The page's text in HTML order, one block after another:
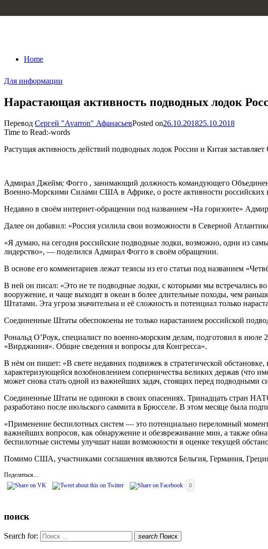
Home
Для информации
Нарастающая активность подводных лодок
Перевод Сергей "Avarron" АфанасьевPosted on26.10.201825.10.2018
Time to Read:-words
Растущая активность действий подводных лодок России и Китая
Адмирал Джеймс Фогго , занимающий должность командующего
Военно-Морскими Силами США в Африке, о росте активности российских
Недавно в своём интернет-обращении под названием «На горизонте»
Далее он добавил: «Россия усилила свои возможности в Северной
«Я думаю, на сегодня российские подводные лодки, возможно, одни из
лидерство», — поделился Адмирал Фогго в своём обращении.
В основе его комментариев лежат тезисы из его статьи под названием
В ней он писал: «Это не те подводные лодки, с которыми мы встречались
вооружение, и чаще выходят в океан в более длительные походы, чем
Штатами. Эта угроза значительна и её сложность и потенциал только
Соединенные Штаты обеспокоены не только нарастанием российской
Рональд О’Роук, специалист по военно-морским делам, подготовил в июле
«Вирджиния». Общие сведения и вопросы для Конгресса».
В нём он пишет: «В свете недавних подвижек в стратегической
характеризующейся возобновлением соперничества великих держав (что
может снова стать одной из важнейших задач, стоящих перед
Соединенные Штаты не одиноки в своих опасениях. Тринадцать стран
разработано после июльского саммита в Брюсселе. В этом месяце была
«Применение беспилотных систем — это потенциально переломный
важнейших вопросов, как обнаружение и обезвреживание мин, а также
беспилотные системы улучшат наши возможности в оценке текущей
Помимо США, участниками соглашения являются Бельгия, Германия,
Поделиться...
0
поиск
Search for: search Поиск